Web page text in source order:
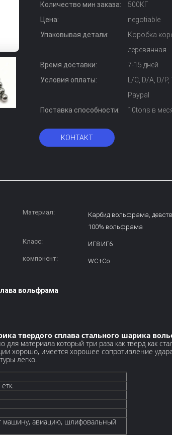
Количество мин заказа:
500КГ
Цена:
negotiable
Упаковывая детали:
Коробка
деревянная
Время доставки:
7-15 дней
Условия оплаты:
L/C, D/A, D/
Paypal
Поставка способности:
10tons в
КОНТАКТ
Материал:
Карбид вольфрама,
100% вольфрама
Класс:
ИГ8 ИГ6
компонент: WC+Co
вольфрама
твердого сплава стального шарика
материала который три раза как тверд как
хорошо, имеется хорошее сопротивление
легко.
машину, авиацию, шлифовальный